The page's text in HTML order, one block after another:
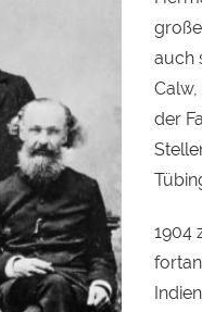
auch
der
1904